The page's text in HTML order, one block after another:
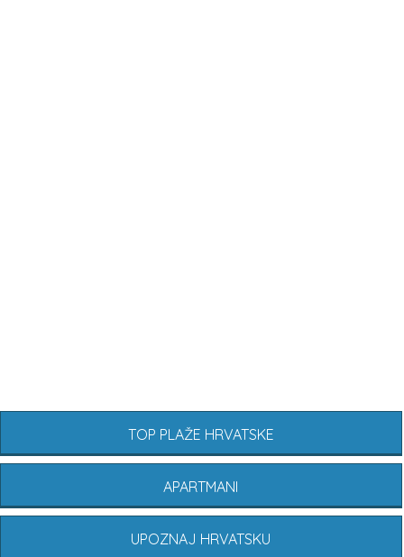
TOP PLAŽE HRVATSKE
APARTMANI
UPOZNAJ HRVATSKU